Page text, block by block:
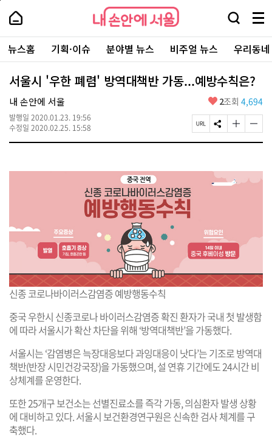
본
로
가
내
손
안
에
서
울
-
서
울
시
대
표
소
털
내
손
에
울
검
창
열
기
메
뉴
전
체
보
주
요
서
뉴스홈 기획·이슈 분야별 뉴스 비주얼 뉴스 우리동
서울시 '우한 폐렴' 방역대책반 가동...예방수칙은?
내 손안에 서울
발행일 2020.01.23. 19:56
수정일 2020.02.25. 15:58
좋
요
2조회 4,694
페
이
R
S
N
유
하
기
글
자
크
게
글
자
작
게
신종 코로나바이러스감염증 예방행동수칙
중국 우한시 신종코로나 바이러스감염증 확진 환자가 국내 첫 발생함
에 따라 서울시가 확산 차단을 위해 ‘방역대책반’을 가동했다.
서울시는 ‘감염병은 늑장대응보다 과잉대응이 낫다’는 기조로 방역대
책반(반장 시민건강국장)을 가동했으며, 설 연휴 기간에도 24시간 비
상체계를 운영한다.
또한 25개구 보건소는 선별진료소를 즉각 가동, 의심환자 발생 상황
에 대비하고 있다. 서울시 보건환경연구원은 신속한 검사 체계를 구
축했다.
페
상
단
로